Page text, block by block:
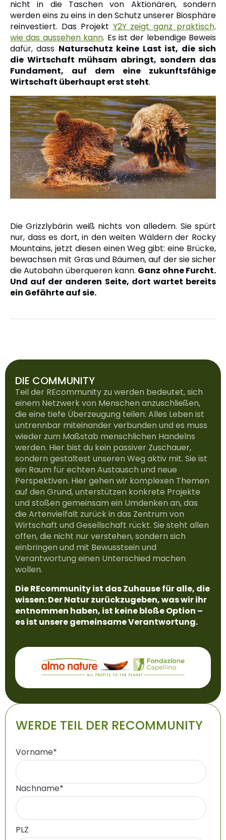
nicht in die Taschen von Aktionären, sondern
werden eins zu eins in den Schutz unserer Biosphäre
reinvestiert. Das Projekt Y2Y zeigt ganz praktisch,
wie das aussehen kann. Es ist der lebendige Beweis
dafür, dass Naturschutz keine Last ist, die sich
die Wirtschaft mühsam abringt, sondern das
Fundament, auf dem eine zukunftsfähige
Wirtschaft überhaupt erst steht.
Die Grizzlybärin weiß nichts von alledem. Sie spürt
nur, dass es dort, in den weiten Wäldern der Rocky
Mountains, jetzt diesen einen Weg gibt: eine Brücke,
bewachsen mit Gras und Bäumen, auf der sie sicher
die Autobahn überqueren kann. Ganz ohne Furcht.
Und auf der anderen Seite, dort wartet bereits
ein Gefährte auf sie.
DIE COMMUNITY
Teil der REcommunity zu werden bedeutet, sich
einem Netzwerk von Menschen anzuschließen,
die eine tiefe Überzeugung teilen: Alles Leben ist
untrennbar miteinander verbunden und es muss
wieder zum Maßstab menschlichen Handelns
werden. Hier bist du kein passiver Zuschauer,
sondern gestaltest unseren Weg aktiv mit. Sie ist
ein Raum für echten Austausch und neue
Perspektiven. Hier gehen wir komplexen Themen
auf den Grund, unterstützen konkrete Projekte
und stoßen gemeinsam ein Umdenken an, das
die Artenvielfalt zurück in das Zentrum von
Wirtschaft und Gesellschaft rückt. Sie steht allen
offen, die nicht nur verstehen, sondern sich
einbringen und mit Bewusstsein und
Verantwortung einen Unterschied machen
wollen.
Die REcommunity ist das Zuhause für alle, die
wissen: Der Natur zurückzugeben, was wir ihr
entnommen haben, ist keine bloße Option –
es ist unsere gemeinsame Verantwortung.
WERDE TEIL DER RECOMMUNITY
Vorname*
Nachname*
PLZ